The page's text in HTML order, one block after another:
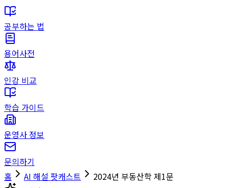
공부하는 법
용어사전
인강 비교
학습 가이드
운영사 정보
문의하기
홈
AI 해설 팟캐스트
2024년 부동산학 제1문